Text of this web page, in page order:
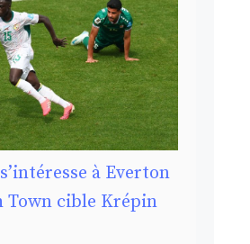
à Everton
Town cible Krépin